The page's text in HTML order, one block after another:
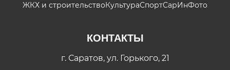
ЖКХ и строительствоКультураСпортСарИнФото
КОНТАКТЫ
г. Саратов, ул. Горького, 21